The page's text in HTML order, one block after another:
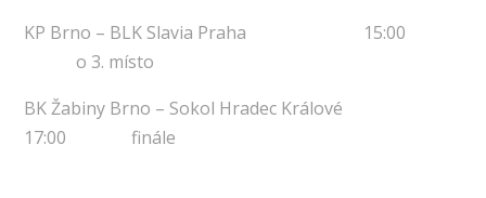
KP Brno – BLK Slavia Praha 15:00
o 3. místo
BK Žabiny Brno – Sokol Hradec Králové
17:00 finále